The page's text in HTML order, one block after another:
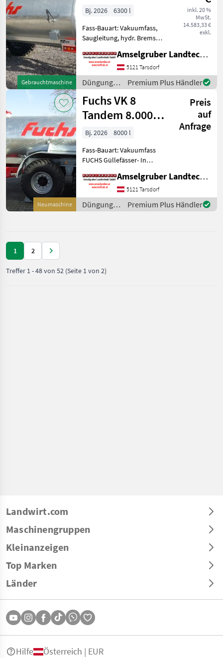
Gebrauchtmaschine
Österreichedition
inkl. 20 %
MwSt.
14.583,33 €
exkl.
Bj. 2026
6300 l
Fass-Bauart: Vakuumfass,
Saugleitung, hydr. Bremsen,
Güllefässer- In Massivität
und Langlebigkeit
unschlagbar! (Stärkste
Materialstärken + Beste Ma
Amselgruber Landtechnik GmbH
5121 Tarsdorf
Düngung
und
Beregnung
/ Fuchs
Premium Plus Händler
Neumaschine
Fuchs VK 8
Tandem 8.000
Liter
Tandemfass
Preis
auf
Anfrage
Bj. 2026
8000 l
Fass-Bauart: Vakuumfass
FUCHS Güllefässer- In
Langlebigkeit unschlagbar!
(Stärkste Materialstärken +
Beste Materialen und Beste
Komponenten der führen
Amselgruber Landtechnik GmbH
5121 Tarsdorf
Düngung
und
Premium Plus Händler
1 2
Treffer 1-48von 52 (Seite 1 von 2)
Landwirt.com
Maschinengruppen
Kleinanzeigen
Top Marken
Länder
Hilfe Österreich | EUR